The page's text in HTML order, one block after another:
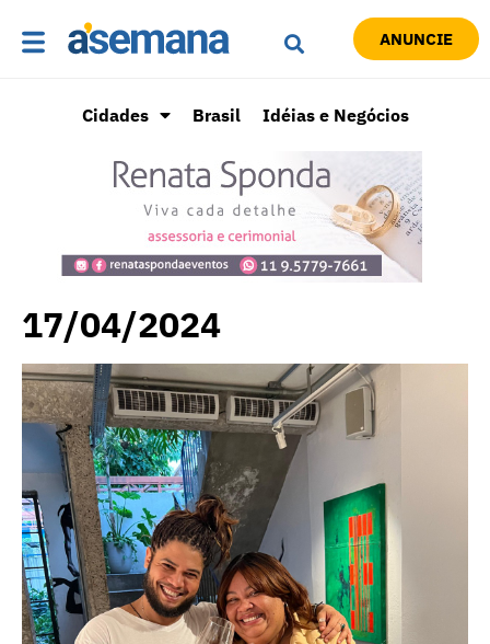
ANUNCIE
Cidades Brasil Idéias e Negócios
17/04/2024